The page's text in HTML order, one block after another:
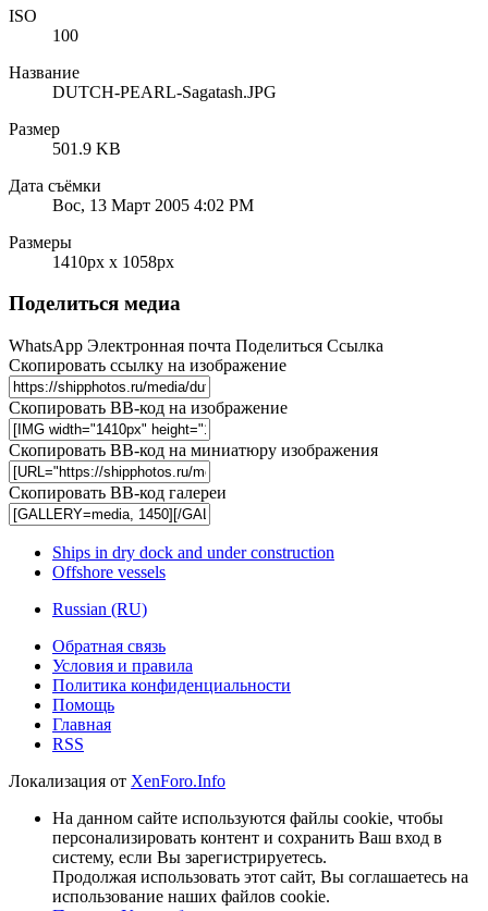
ISO
100
Название
DUTCH-PEARL-Sagatash.JPG
Размер
501.9 KB
Дата съёмки
Вос, 13 Март 2005 4:02 PM
Размеры
1410px x 1058px
Поделиться медиа
WhatsApp Электронная почта Поделиться Ссылка
Скопировать ссылку на изображение
Скопировать BB-код на изображение
Скопировать BB-код на миниатюру изображения
Скопировать BB-код галереи
Ships in dry dock and under construction
Offshore vessels
Russian (RU)
Обратная связь
Условия и правила
Политика конфиденциальности
Помощь
Главная
RSS
Локализация от XenForo.Info
На данном сайте используются файлы cookie, чтобы
персонализировать контент и сохранить Ваш вход в
систему, если Вы зарегистрируетесь.
Продолжая использовать этот сайт, Вы соглашаетесь на
использование наших файлов cookie.